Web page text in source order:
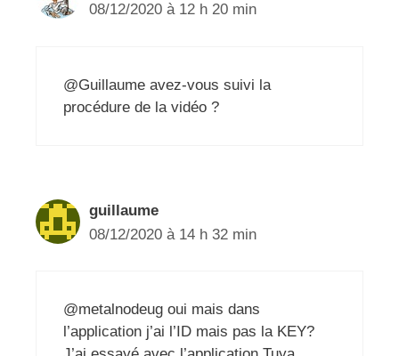
08/12/2020 à 12 h 20 min
@Guillaume avez-vous suivi la
procédure de la vidéo ?
guillaume
08/12/2020 à 14 h 32 min
@metalnodeug oui mais dans
l’application j’ai l’ID mais pas la KEY?